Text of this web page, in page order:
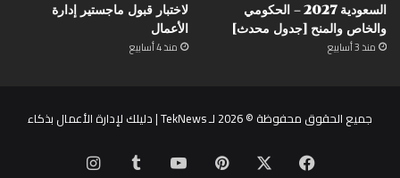
السعودية 2027 – الحكومي
والخاص والمنح [جدول محدث]
منذ 3 أسابيع
لاختبار قبول ماجستير إدارة
الأعمال
منذ 4 أسابيع
جميع الحقوق محفوظة © 2026 لـ TekNews | دليلك لإدارة الأعمال بذكاء
فيسبوك بينتيريست ‫YouTube